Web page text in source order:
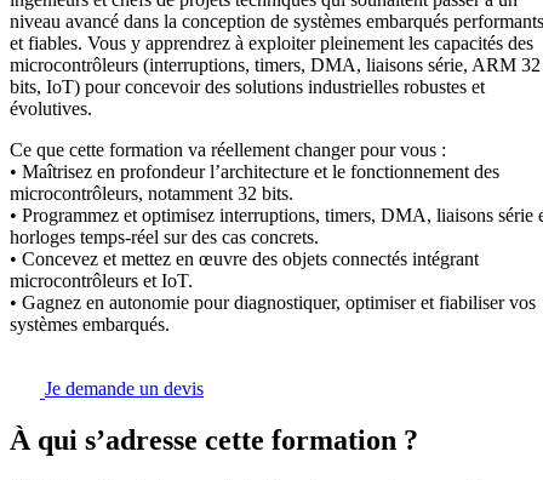
niveau avancé dans la conception de systèmes embarqués performants
et fiables. Vous y apprendrez à exploiter pleinement les capacités des
microcontrôleurs (interruptions, timers, DMA, liaisons série, ARM 32
bits, IoT) pour concevoir des solutions industrielles robustes et
évolutives.
Ce que cette formation va réellement changer pour vous :
• Maîtrisez en profondeur l’architecture et le fonctionnement des
microcontrôleurs, notamment 32 bits.
• Programmez et optimisez interruptions, timers, DMA, liaisons série
horloges temps-réel sur des cas concrets.
• Concevez et mettez en œuvre des objets connectés intégrant
microcontrôleurs et IoT.
• Gagnez en autonomie pour diagnostiquer, optimiser et fiabiliser vos
systèmes embarqués.
Je demande un devis
À qui s’adresse cette formation ?